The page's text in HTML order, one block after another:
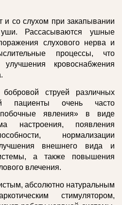
и со слухом при закапывании
Рассасываются ушные
слухового нерва и
процессы, что
улучшения кровоснабжения
струей различных
пациенты очень часто
явления» в виде
настроения, появления
нормализации
внешнего вида и
а также повышения
влечения.
абсолютно натуральным
стимулятором,